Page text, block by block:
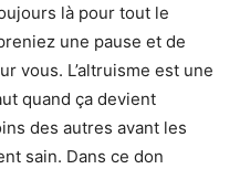
là pour tout le
une pause et de
vous. L’altruisme est une
quand ça devient
des autres avant les
sain. Dans ce don